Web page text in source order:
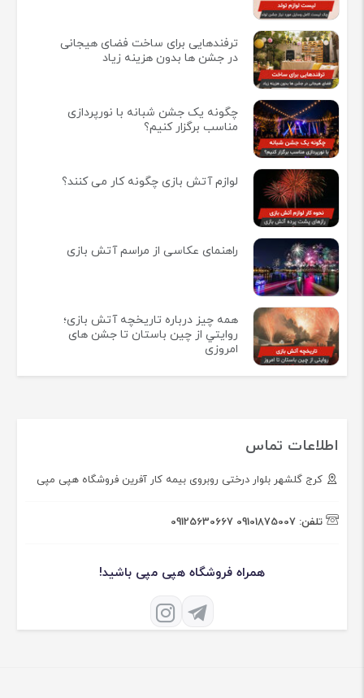
ترفندهایی برای ساخت فضای هیجانی
در جشن ها بدون هزینه زیاد
چگونه یک جشن شبانه با نورپردازی
مناسب برگزار کنیم؟
لوازم آتش بازی چگونه کار می کنند؟
راهنمای عکاسی از مراسم آتش بازی
همه چيز درباره تاريخچه آتش بازی؛
روايتي از چين باستان تا جشن های
امروزی
اطلاعات تماس
کرج گلشهر بلوار درختی روبروی بیمه کار آفرین فروشگاه هپی مپی
تلفن: 09101875007
09125630667
همراه فروشگاه هپی مپی باشید!